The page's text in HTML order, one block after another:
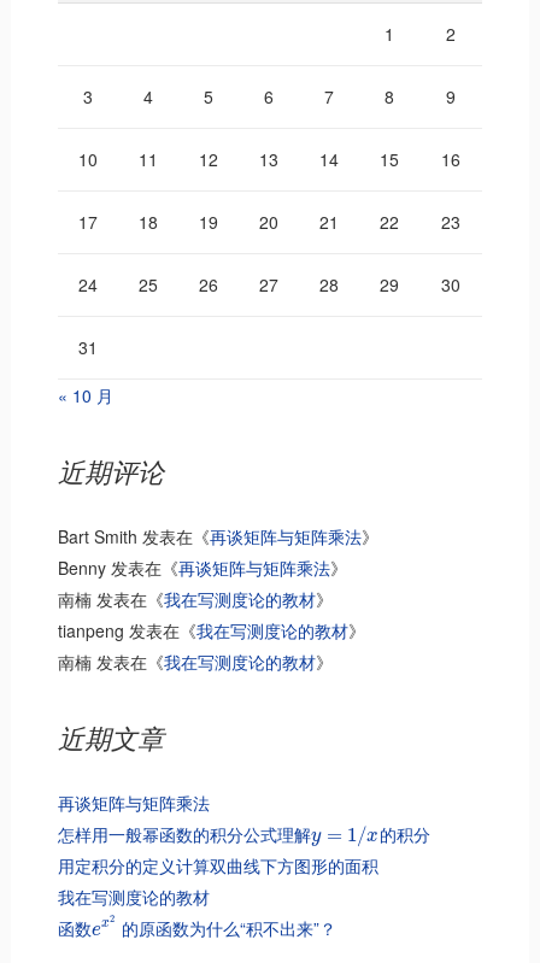
1 2
3 4 5 6 7 8 9
10 11 12 13 14 15 16
17 18 19 20 21 22 23
24 25 26 27 28 29 30
31
« 10 月
近期评论
Bart Smith 发表在《再谈矩阵与矩阵乘法》
Benny发表在《再谈矩阵与矩阵乘法》
南楠发表在《我在写测度论的教材》
tianpeng 发表在《我在写测度论的教材》
南楠发表在《我在写测度论的教材》
近期文章
再谈矩阵与矩阵乘法
怎样用一般幂函数的积分公式理解y = 1/x的积分
用定积分的定义计算双曲线下方图形的面积
我在写测度论的教材
函数ex2 的原函数为什么“积不出来”？